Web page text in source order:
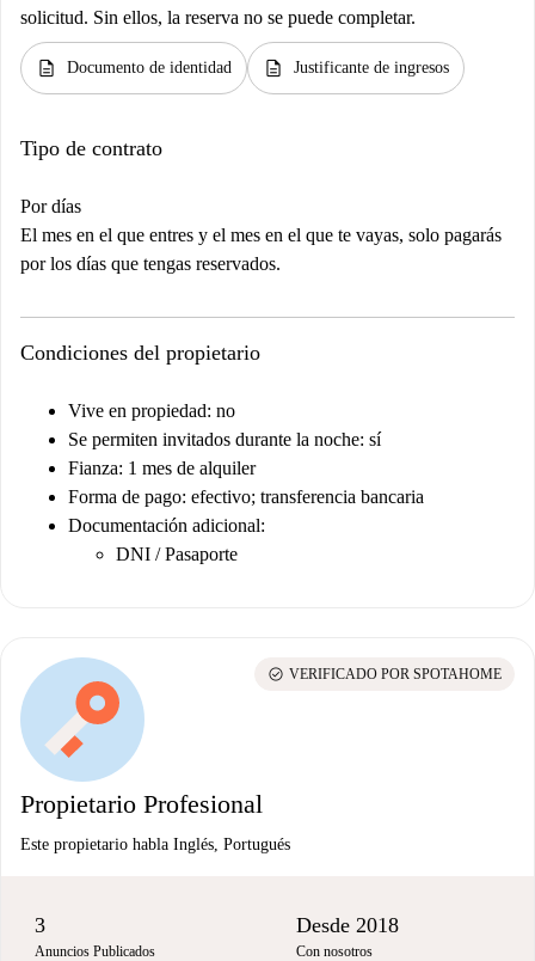
solicitud. Sin ellos, la reserva no se puede completar.
description Documento de identidad description Justificante de ingresos
Tipo de contrato
Por días
El mes en el que entres y el mes en el que te vayas, solo pagarás
por los días que tengas reservados.
Condiciones del propietario
Vive en propiedad: no
Se permiten invitados durante la noche: sí
Fianza: 1 mes de alquiler
Forma de pago: efectivo; transferencia bancaria
Documentación adicional:
DNI / Pasaporte
Propietario Profesional
Este propietario habla Inglés, Portugués
check_circle VERIFICADO POR SPOTAHOME
3
Anuncios Publicados
Desde 2018
Con nosotros